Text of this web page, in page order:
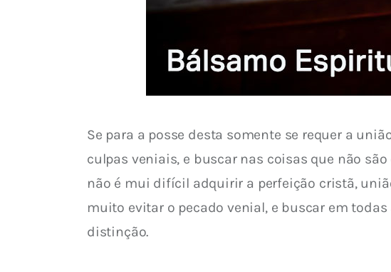
Se para a posse desta somente se requer a
culpas veniais, e buscar nas coisas que não
não é mui difícil adquirir a perfeição cristã,
muito evitar o pecado venial, e buscar em
distinção.